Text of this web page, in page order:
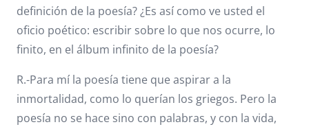
definición de la poesía? ¿Es así como ve usted el
oficio poético: escribir sobre lo que nos ocurre, lo
finito, en el álbum infinito de la poesía?
R.-Para mí la poesía tiene que aspirar a la
inmortalidad, como lo querían los griegos. Pero la
poesía no se hace sino con palabras, y con la vida,